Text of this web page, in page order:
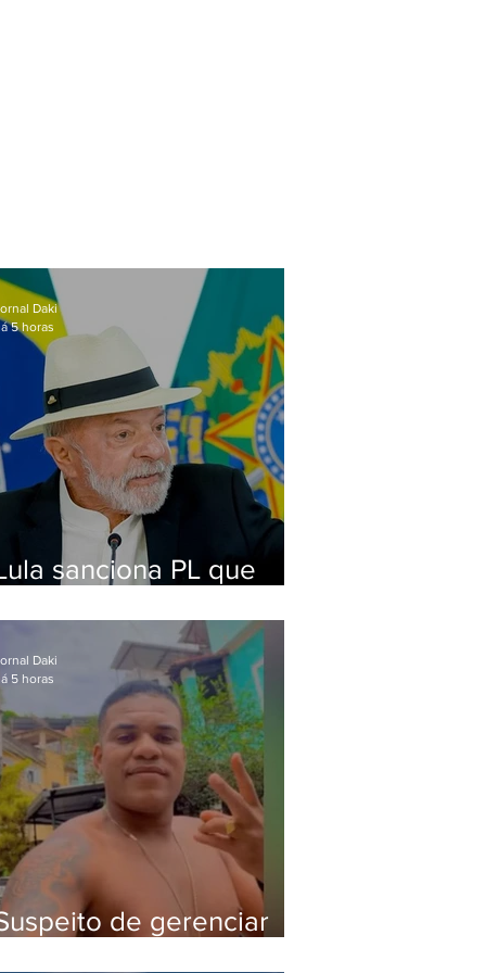
sanciona PL que
contra crianças
Daki
5 horas
de gerenciar
Daki
5 horas